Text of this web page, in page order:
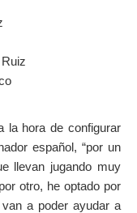
la hora de configurar
español, “por un
llevan jugando muy
otro, he optado por
a poder ayudar a